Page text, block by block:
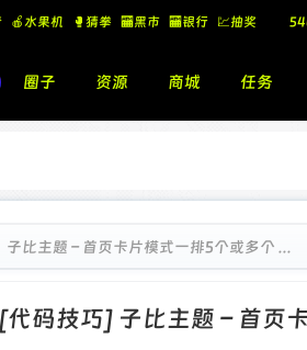
🍎水果机 🥊猜拳 🏧黑市 🏧银行 💹抽奖
圈子 资源 商城 任务
子比主题 – 首页卡片模式一排5个或多个 ...
[代码技巧] 子比主题 – 首页